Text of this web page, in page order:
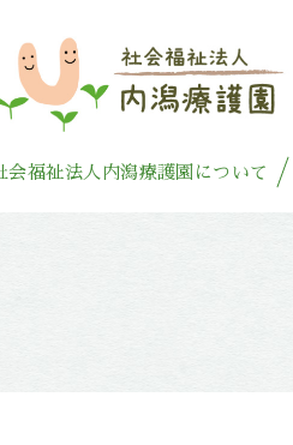
会福祉法人内潟療護園について